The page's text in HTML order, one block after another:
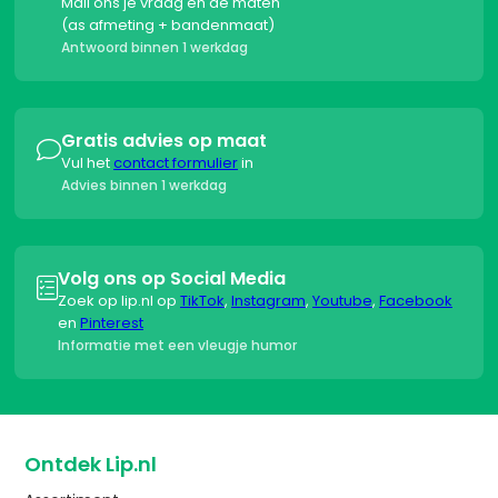
(as afmeting + bandenmaat)
Antwoord binnen 1 werkdag
Gratis advies op maat
Vul hetcontact formulierin
Advies binnen 1 werkdag
Volg ons op Social Media
Zoek op lip.nl op TikTok, Instagram, Youtube, Facebook
en Pinterest
Informatie met een vleugje humor
Ontdek Lip.nl